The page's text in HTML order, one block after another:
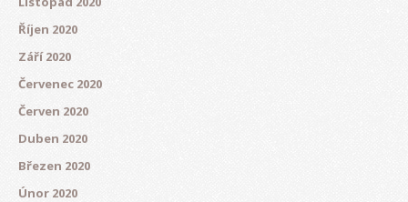
Říjen 2020
Září 2020
Červenec 2020
Červen 2020
Duben 2020
Březen 2020
Únor 2020